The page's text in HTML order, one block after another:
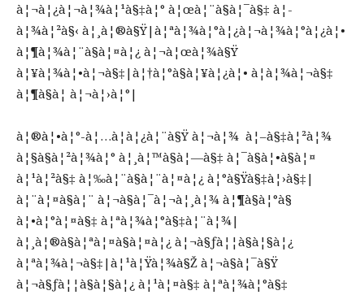
à¦¬à¦¿à¦¬à¦¾à¦¹à§‡à¦° à¦œà¦¨à§à¦¯à§‡ à¦­
à¦¾à¦²à§‹ à¦¸à¦®à§Ÿ|à¦ªà¦¾à¦°à¦¿à¦¬à¦¾à¦°à¦¿à¦•
à¦¶à¦¾à¦¨à§à¦¤à¦¿ à¦¬à¦œà¦¾à§Ÿ
à¦¥à¦¾à¦•à¦¬à§‡|à¦†à¦°à§à¦¥à¦¿à¦• à¦­à¦¾à¦¬à§‡
à¦¶à§à¦­ à¦¬à¦›à¦°|
à¦®à¦•à¦°-à¦…à¦­à¦¿à¦¨à§Ÿ à¦¬à¦¾ à¦–à§‡à¦²à¦¾
à¦§à§à¦²à¦¾à¦° à¦¸à¦™à§à¦—à§‡ à¦¯à§à¦•à§à¦¤
à¦¹à¦²à§‡ à¦‰à¦¨à§à¦¨à¦¤à¦¿ à¦°à§Ÿà§‡à¦›à§‡|
à¦¨à¦¤à§à¦¨ à¦¬à§à¦¯à¦¬à¦¸à¦¾ à¦¶à§à¦°à§
à¦•à¦°à¦¤à§‡ à¦ªà¦¾à¦°à§‡à¦¨à¦¾|
à¦¸à¦®à§à¦ªà¦¤à§à¦¤à¦¿ à¦¬à§ƒà¦¦à§à¦§à¦¿
à¦ªà¦¾à¦¬à§‡|à¦¹à¦Ÿà¦¾à§Ž à¦¬à§à¦¯à§Ÿ
à¦¬à§ƒà¦¦à§à¦§à¦¿ à¦¹à¦¤à§‡ à¦ªà¦¾à¦°à§‡